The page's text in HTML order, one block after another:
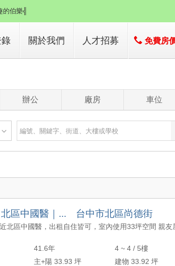
的伯樂╣
關於我們
經營績效
服務項目
人才招募 免費房
辦公 廠房 車位
限
下
30 坪
50 坪
2 - 6 樓
7 - 12 樓
13 樓以上
- 樓
3 房
4 房
5 房以上
-
區中國醫｜... 台中市北區尚德街
41.6年
4 ~ 4 / 5樓
主+陽 33.93 坪
建物 33.92 坪